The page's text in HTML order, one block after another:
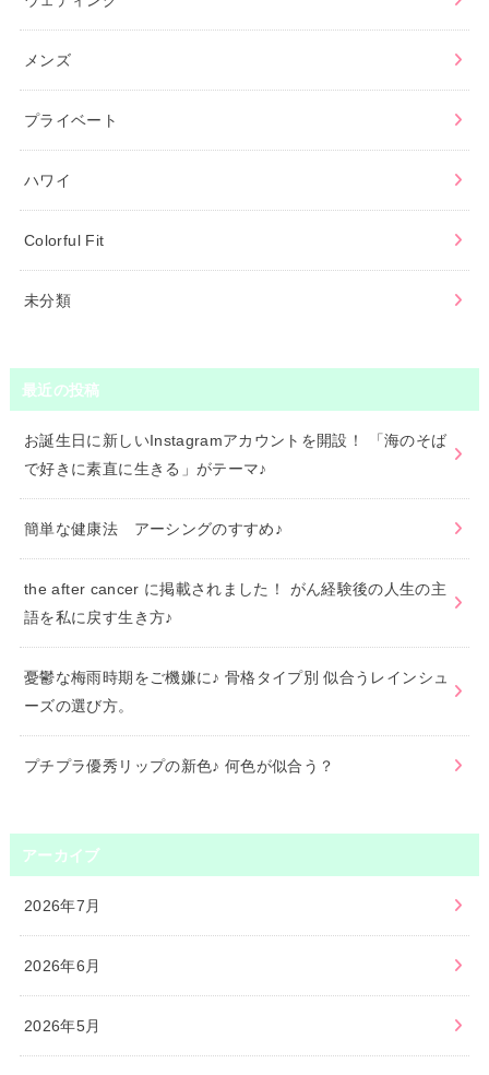
メンズ
プライベート
ハワイ
Colorful Fit
未分類
最近の投稿
お誕生日に新しいInstagramアカウントを開設！ 「海のそば
で好きに素直に生きる」がテーマ♪
簡単な健康法 アーシングのすすめ♪
the after cancer に掲載されました！ がん経験後の人生の主
語を私に戻す生き方♪
憂鬱な梅雨時期をご機嫌に♪ 骨格タイプ別 似合うレインシュ
ーズの選び方。
プチプラ優秀リップの新色♪ 何色が似合う？
アーカイブ
2026年7月
2026年6月
2026年5月